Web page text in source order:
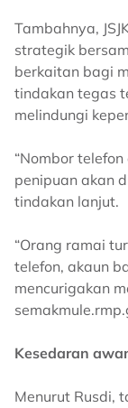
Tambahnya,
strategik
berkaitan bagi
tindakan tegas
melindungi
“Nombor
penipuan akan
tindakan lanjut.
“Orang ramai
telefon, akaun
mencurigakan
Kesedaran
Menurut Rusdi,